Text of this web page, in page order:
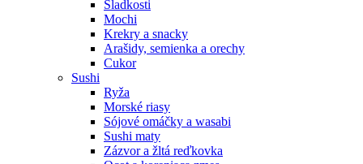
Sladkosti
Mochi
Krekry a snacky
Arašidy, semienka a orechy
Cukor
Sushi
Ryža
Morské riasy
Sójové omáčky a wasabi
Sushi maty
Zázvor a žltá reďkovka